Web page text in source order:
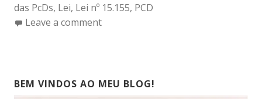
das PcDs, Lei, Lei nº 15.155, PCD
Leave a comment
BEM VINDOS AO MEU BLOG!